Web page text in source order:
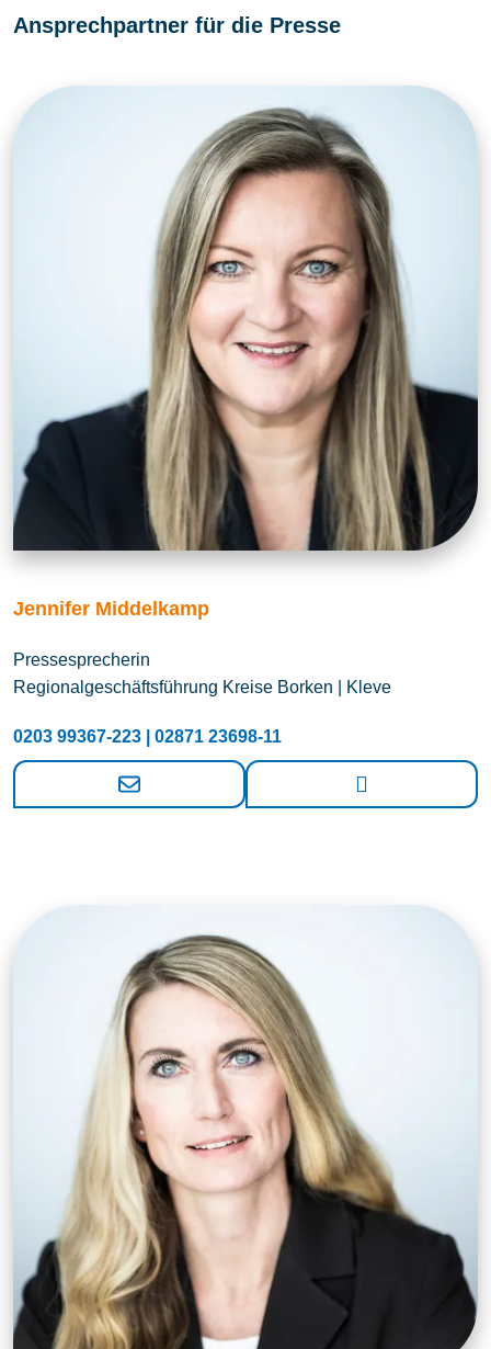
Ansprechpartner für die Presse
Jennifer Middelkamp
Pressesprecherin
Regionalgeschäftsführung Kreise Borken | Kleve
0203 99367-223 | 02871 23698-11